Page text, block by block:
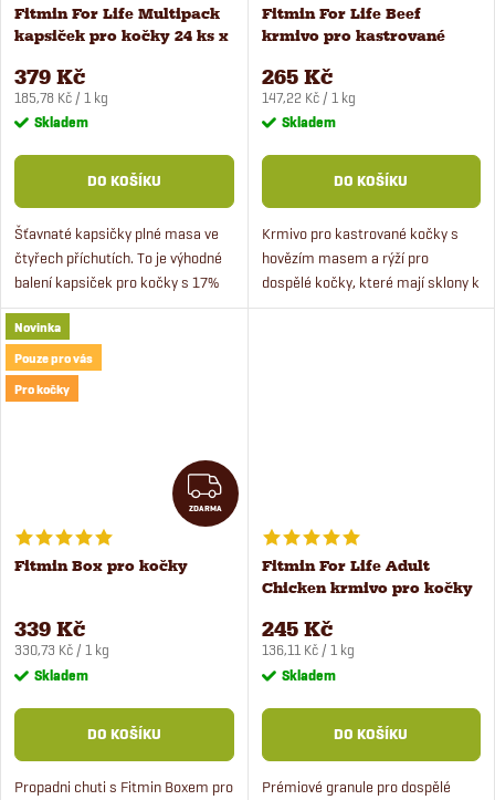
Fitmin For Life Multipack
kapsiček pro kočky 24 ks x
379 Kč
Měrná
cena:
185,78 Kč / 1 kg
Skladem
DO KOŠÍKU
Šťavnaté kapsičky plné masa ve
čtyřech příchutích. To je výhodné
balení kapsiček pro kočky s 17%
zvýhodněním při koupi multipacku
- boxu 24 kusů x 85 g.
Fitmin For Life Beef
krmivo pro kastrované
265 Kč
Měrná
cena:
147,22 Kč / 1 kg
Skladem
DO KOŠÍKU
Krmivo pro kastrované kočky s
hovězím masem a rýží pro
dospělé kočky, které mají sklony k
obezitě. Prémiové krmivo s
Novinka
Pouze pro vás
Pro kočky
ZDARMA
ZDARMA
Fitmin Box pro kočky
339 Kč
Měrná
cena:
330,73 Kč / 1 kg
Skladem
DO KOŠÍKU
Propadni chuti s Fitmin Boxem pro
Fitmin For Life Adult
Chicken krmivo pro kočky
245 Kč
Měrná
cena:
136,11 Kč / 1 kg
Skladem
DO KOŠÍKU
Prémiové granule pro dospělé